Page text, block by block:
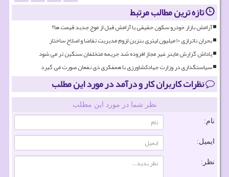
تازه ترین مطالب مرتبط
آرامش بازار خودرو سکون حقیقی یا آرامش قبل از موج جدید قیمت ها؟
بحران ناترازی ۱۰ میلیون لیتری بنزین لزوم مدیریت تقاضا و اصلاح ساختار
پاداش گزارش ماینر غیر مجاز افزوده شد جریمه متخلفان سنگین تر می شود
سیاستگذاری در وزارت جهادکشاورزی با همفکری ذی نفعان صورت می گیرد
نظرات کاربران کار و درآمد در مورد این مطلب
نظر شما در مورد این مطلب
نام:
ایمیل:
نظر: